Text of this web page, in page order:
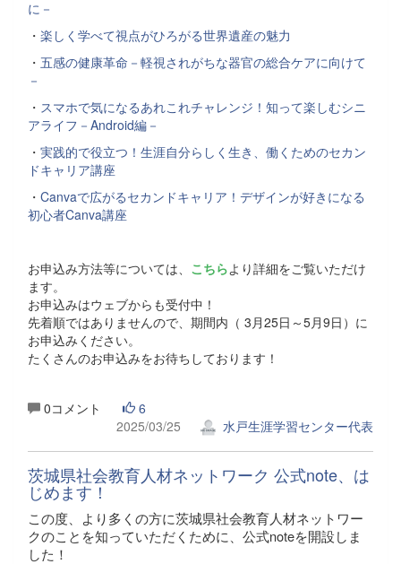
に－
・ 楽しく学べて視点がひろがる世界遺産の魅力
・ 五感の健康革命－軽視されがちな器官の総合ケアに向けて
－
・ スマホで気になるあれこれチャレンジ！知って楽しむシニ
アライフ－Android編－
・ 実践的で役立つ！生涯自分らしく生き、働くためのセカン
ドキャリア講座
・ Canvaで広がるセカンドキャリア！デザインが好きになる
初心者Canva講座
お申込み方法等については、 こちらより詳細をご覧いただけ
ます。
お申込みはウェブからも受付中！
先着順ではありませんので、期間内（ 3月25日～5月9日）に
お申込みください。
たくさんのお申込みをお待ちしております！
0コメント
6
2025/03/25
水戸生涯学習センター代表
茨城県社会教育人材ネットワーク 公式note、は
じめます！
この度、より多くの方に茨城県社会教育人材ネットワー
クのことを知っていただくために、公式noteを開設しま
した！